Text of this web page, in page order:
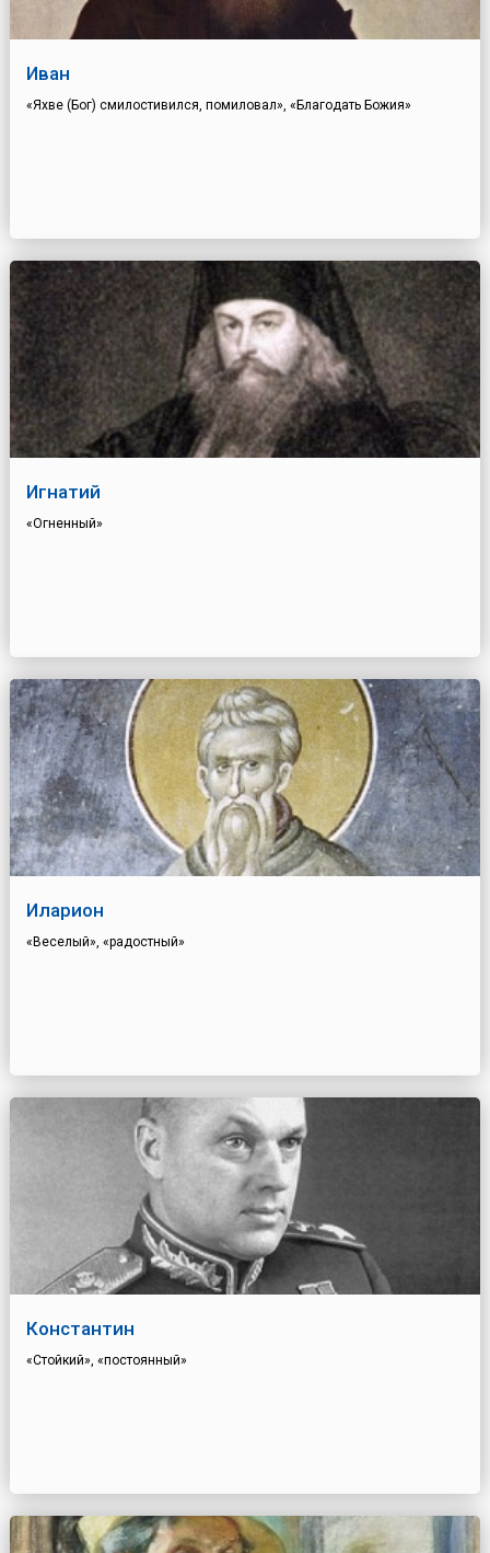
Иван
«Яхве (Бог) смилостивился, помиловал», «Благодать Божия»
Игнатий
«Огненный»
Иларион
«Веселый», «радостный»
Константин
«Стойкий», «постоянный»